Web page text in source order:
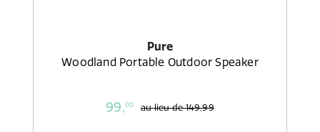
Pure
Woodland Portable Outdoor Speaker
99,00 au lieu de149,99